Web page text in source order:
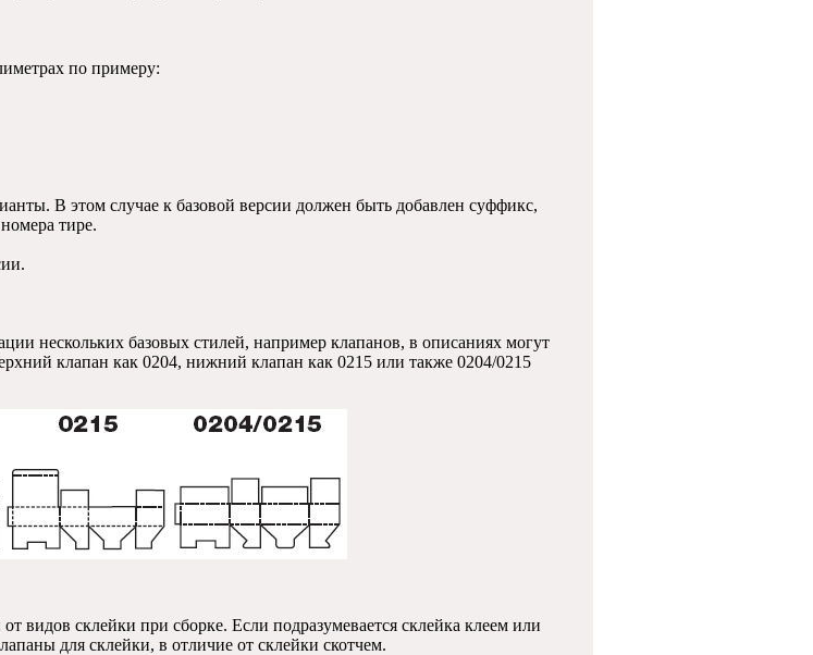
по примеру:
В этом случае к базовой версии должен быть добавлен суффикс,
тире.
нескольких базовых стилей, например клапанов, в описаниях могут
клапан как 0204, нижний клапан как 0215 или также 0204/0215
видов склейки при сборке. Если подразумевается склейка клеем или
для склейки, в отличие от склейки скотчем.